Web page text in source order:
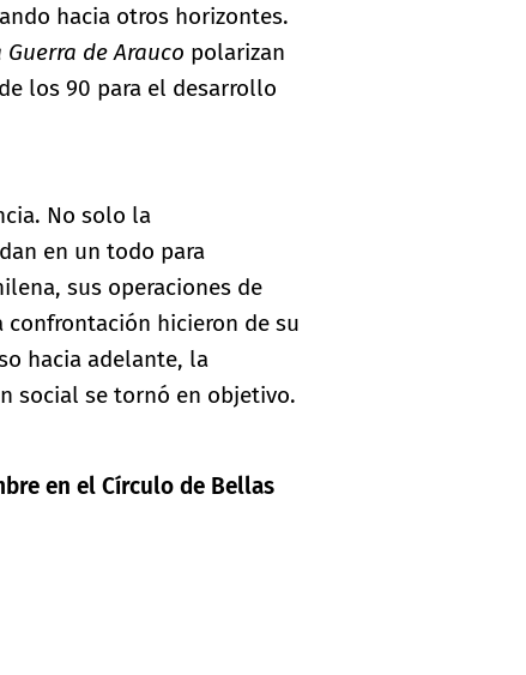
hacia otros horizontes.
Guerra de Arauco polarizan
los 90 para el desarrollo
No solo la
en un todo para
sus operaciones de
hicieron de su
hacia adelante, la
social se tornó en objetivo.
en el Círculo de Bellas